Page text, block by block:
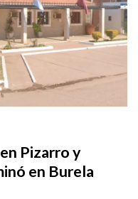
Pizarro y
en Burela